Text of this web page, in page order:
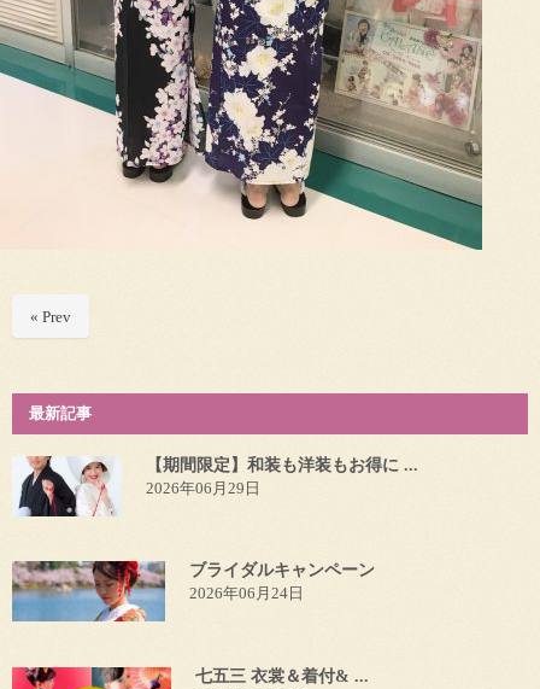
« Prev
最新記事
【期間限定】和装も洋装もお得に ...
2026年06月29日
ブライダルキャンペーン
2026年06月24日
七五三 衣裳＆着付& ...